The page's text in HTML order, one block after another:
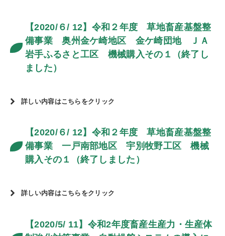
【2020/６/ 12】令和２年度 草地畜産基盤整
備事業 奥州金ケ崎地区 金ケ崎団地 ＪＡ
岩手ふるさと工区 機械購入その１（終了し
ました）
詳しい内容はこちらをクリック
【2020/６/ 12】令和２年度 草地畜産基盤整
備事業 一戸南部地区 宇別牧野工区 機械
購入その１（終了しました）
詳しい内容はこちらをクリック
【2020/5/ 11】令和2年度畜産生産力・生産体